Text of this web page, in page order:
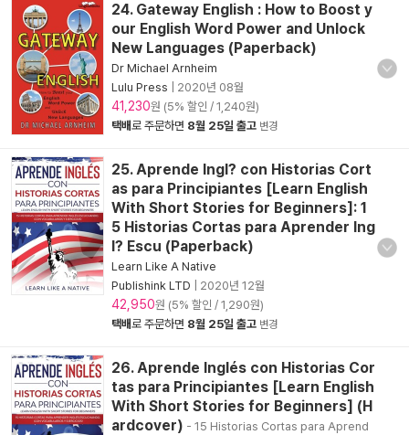
24. Gateway English : How to Boost y
our English Word Power and Unlock
New Languages (Paperback)
Dr Michael Arnheim
Lulu Press
2020년 08월
41,230원 (5% 할인 / 1,240원)
택배로 주문하면 8월 25일 출고 변경
25. Aprende Ingl? con Historias Cort
as para Principiantes [Learn English
With Short Stories for Beginners]: 1
5 Historias Cortas para Aprender Ing
l? Escu (Paperback)
Learn Like A Native
Publishink LTD
2020년 12월
42,950원 (5% 할인 / 1,290원)
택배로 주문하면 8월 25일 출고 변경
26. Aprende Inglés con Historias Cor
tas para Principiantes [Learn English
With Short Stories for Beginners] (H
ardcover) - 15 Historias Cortas para Aprend